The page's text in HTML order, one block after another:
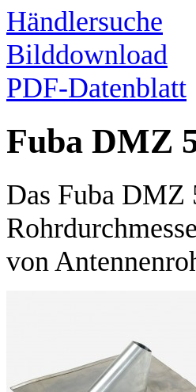
Händlersuche
Bilddownload
PDF-Datenblatt
Fuba DMZ
Das Fuba DMZ
von